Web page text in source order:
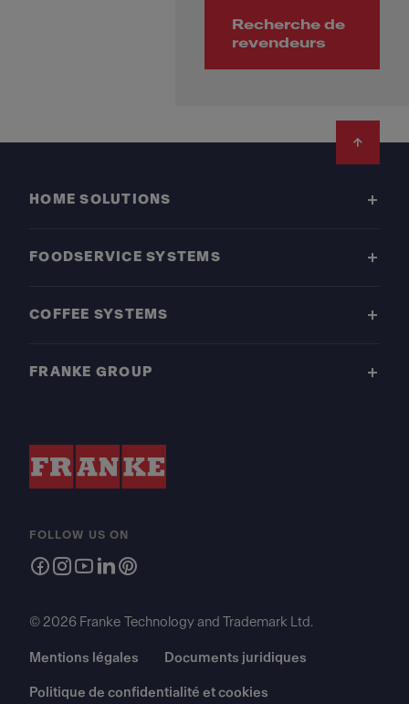
Recherche de
revendeurs
HOME SOLUTIONS
FOODSERVICE SYSTEMS
COFFEE SYSTEMS
FRANKE GROUP
FOLLOW US ON
© 2026 Franke Technology and Trademark Ltd.
Mentions légales Documents juridiques
Politique de confidentialité et cookies